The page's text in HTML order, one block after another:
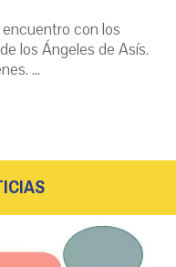
con los
los Ángeles de Asís.
...